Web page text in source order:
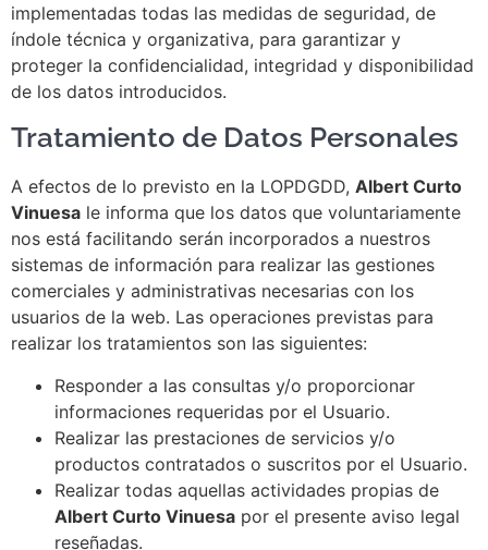
implementadas todas las medidas de seguridad, de
índole técnica y organizativa, para garantizar y
proteger la confidencialidad, integridad y disponibilidad
de los datos introducidos.
Tratamiento de Datos Personales
A efectos de lo previsto en la LOPDGDD, Albert Curto
Vinuesa le informa que los datos que voluntariamente
nos está facilitando serán incorporados a nuestros
sistemas de información para realizar las gestiones
comerciales y administrativas necesarias con los
usuarios de la web. Las operaciones previstas para
realizar los tratamientos son las siguientes:
Responder a las consultas y/o proporcionar
informaciones requeridas por el Usuario.
Realizar las prestaciones de servicios y/o
productos contratados o suscritos por el Usuario.
Realizar todas aquellas actividades propias de
Albert Curto Vinuesa por el presente aviso legal
reseñadas.